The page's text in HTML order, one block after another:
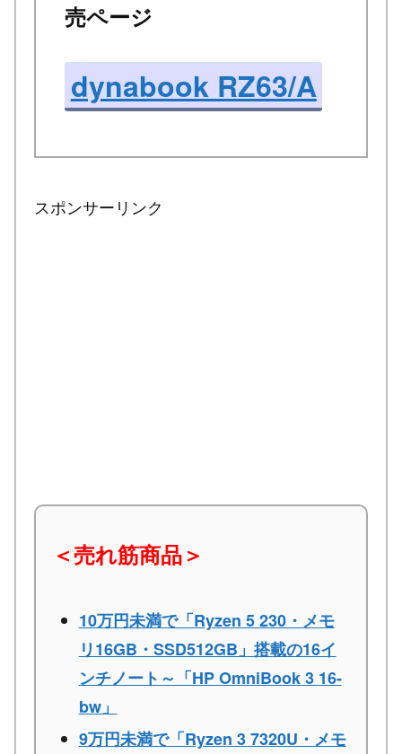
売ページ
dynabook RZ63/A
スポンサーリンク
＜売れ筋商品＞
10万円未満で「Ryzen 5 230・メモ
リ16GB・SSD512GB」搭載の16イ
ンチノート～「HP OmniBook 3 16-
bw」
9万円未満で「Ryzen 3 7320U・メモ